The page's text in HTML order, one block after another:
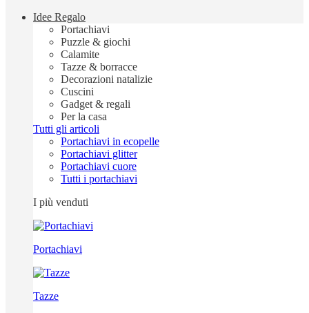
Idee Regalo
Portachiavi
Puzzle & giochi
Calamite
Tazze & borracce
Decorazioni natalizie
Cuscini
Gadget & regali
Per la casa
Tutti gli articoli
Portachiavi in ecopelle
Portachiavi glitter
Portachiavi cuore
Tutti i portachiavi
I più venduti
Portachiavi
Tazze